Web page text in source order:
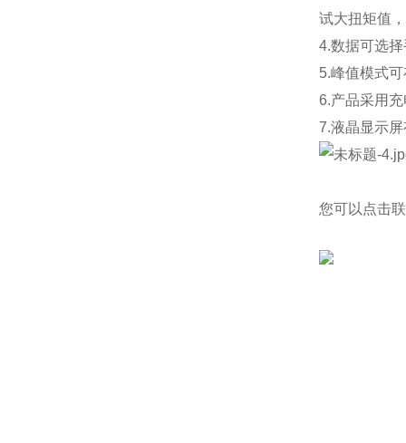
试大扭矩值
4.数据可选
5.峰值模式
6.产品采用
7.液晶显示
您可以点击